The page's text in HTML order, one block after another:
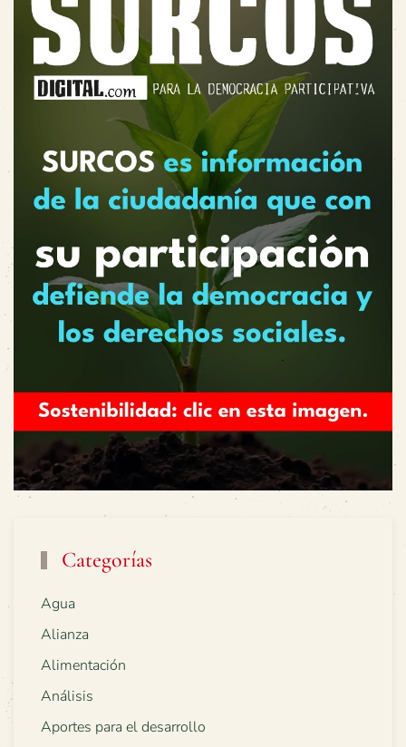
Categorías
Agua
Alianza
Alimentación
Análisis
Aportes para el desarrollo